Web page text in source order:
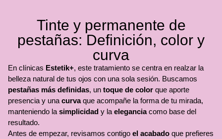
Tinte y permanente de
pestañas: Definición, color y
curva
En clínicas Estetik+, este tratamiento se centra en realzar la
belleza natural de tus ojos con una sola sesión. Buscamos
pestañas más definidas, un toque de color que aporte
presencia y una curvaque acompañe la forma de tu mirada,
manteniendo la simplicidad y la eleganciacomo base del
resultado.
Antes de empezar, revisamos contigo el acabado que prefieres